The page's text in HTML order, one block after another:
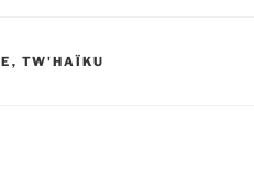
, TW'HAÏKU